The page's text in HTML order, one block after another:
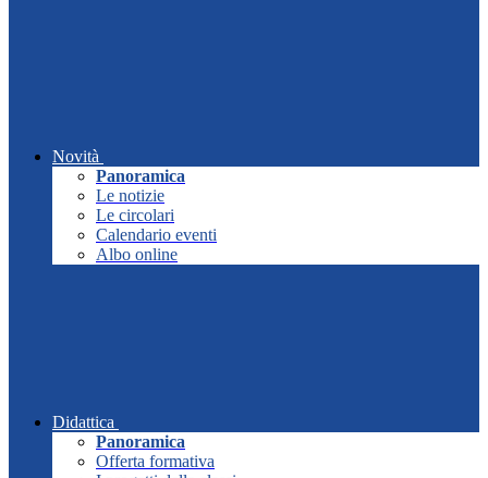
Novità
Panoramica
Le notizie
Le circolari
Calendario eventi
Albo online
Didattica
Panoramica
Offerta formativa